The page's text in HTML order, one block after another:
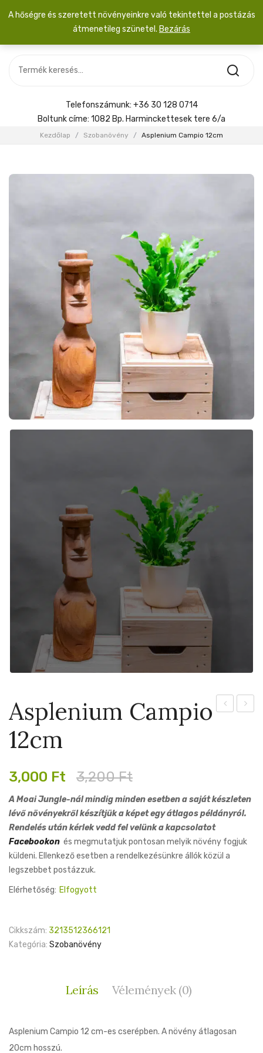
SZOBANÖVÉNY
KIEGÉSZÍTŐK
Menyasszonyi csokor
Telefonszámunk: +36 30 128 0714
Boltunk címe: 1082 Bp. Harminckettesek tere 6/a
Kezdőlap / Szobanövény / Asplenium Campio 12cm
Asplenium Campio
12cm
3,200Ft
Original
was:
3,200 Ft.
3,000 Ft
Current
is:
3,000 Ft.
A Moai Jungle-nál mindig minden esetben a saját készleten
lévő növényekről készítjük a képet egy átlagos példányról.
Rendelés után kérlek vedd fel velünk a kapcsolatot
Facebookon és megmutatjuk pontosan melyik növény fogjuk
küldeni. Ellenkező esetben a rendelkezésünkre állók közül a
legszebbet postázzuk.
Elérhetőség: Elfogyott
Cikkszám: 3213512366121
Kategória: Szobanövény
Leírás Vélemények (0)
Asplenium Campio 12 cm-es cserépben. A növény átlagosan
20cm hosszú.
A hőségre és szeretett növényeinkre való tekintettel a postázás
átmenetileg szünetel. Bezárás